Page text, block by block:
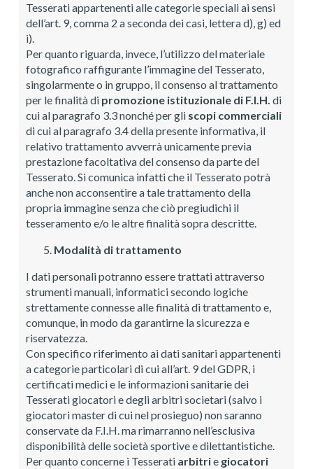
Tesserati appartenenti alle categorie speciali ai sensi
dell’art. 9, comma 2 a seconda dei casi, lettera d), g) ed
i).
Per quanto riguarda, invece, l’utilizzo del materiale
fotografico raffigurante l’immagine del Tesserato,
singolarmente o in gruppo, il consenso al trattamento
per le finalità di promozione istituzionale di F.I.H. di
cui al paragrafo 3.3 nonché per gli scopi commerciali
di cui al paragrafo 3.4 della presente informativa, il
relativo trattamento avverrà unicamente previa
prestazione facoltativa del consenso da parte del
Tesserato. Si comunica infatti che il Tesserato potrà
anche non acconsentire a tale trattamento della
propria immagine senza che ciò pregiudichi il
tesseramento e/o le altre finalità sopra descritte.
Modalità di trattamento
I dati personali potranno essere trattati attraverso
strumenti manuali, informatici secondo logiche
strettamente connesse alle finalità di trattamento e,
comunque, in modo da garantirne la sicurezza e
riservatezza.
Con specifico riferimento ai dati sanitari appartenenti
a categorie particolari di cui all’art. 9 del GDPR, i
certificati medici e le informazioni sanitarie dei
Tesserati giocatori e degli arbitri societari (salvo i
giocatori master di cui nel prosieguo) non saranno
conservate da F.I.H. ma rimarranno nell’esclusiva
disponibilità delle società sportive e dilettantistiche.
Per quanto concerne i Tesserati arbitrie giocatori